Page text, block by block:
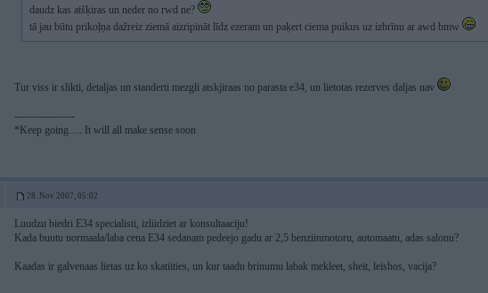
daudz kas atšķiras un neder no rwd ne?
tā jau būtu prikoļņa dažreiz ziemā aizripināt līdz ezeram un paķert ciema puikus uz izbrīnu ar awd bmw
Tur viss ir slikti, detaljas un standerti mezgli atskjiraas no parasta e34, un lietotas rezerves daljas nav
-----------------
*Keep going..... It will all make sense soon
28. Nov 2007, 05:02
Luudzu biedri E34 specialisti, izliidziet ar konsultaaciju!
Kada buutu normaala/laba cena E34 sedanam pedeejo gadu ar 2,5 benziinmotoru, automaatu, adas salonu?
Kaadas ir galvenaas lietas uz ko skatiities, un kur taadu brinumu labak mekleet, sheit, leishos, vacija?